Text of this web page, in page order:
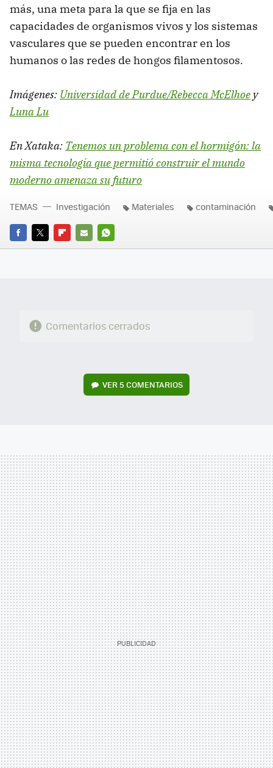
más, una meta para la que se fija en las
capacidades de organismos vivos y los sistemas
vasculares que se pueden encontrar en los
humanos o las redes de hongos filamentosos.
Imágenes: Universidad de Purdue/Rebecca McElhoe y
Luna Lu
En Xataka: Tenemos un problema con el hormigón: la
misma tecnología que permitió construir el mundo
moderno amenaza su futuro
FACEBOOK
TWITTERFLIPBOARD
E-
WHATSAPP
TEMAS Investigación Materiales contaminación
Comentarios cerrados
VER 5 COMENTARIOS